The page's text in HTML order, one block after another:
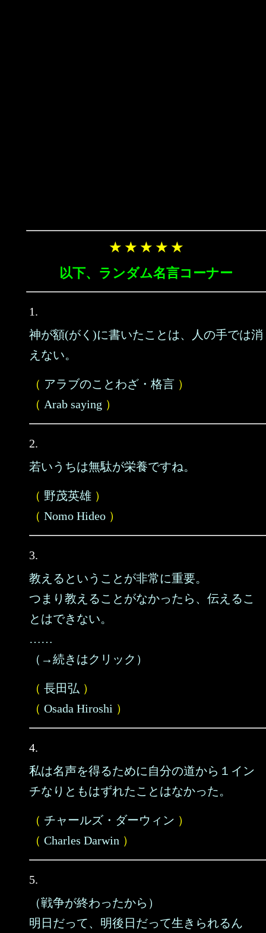
★ ★ ★ ★ ★
以下、ランダム名言コーナー
1.
神が額(がく)に書いたことは、人の手では消
えない。
（ アラブのことわざ・格言 ）
（ Arab saying ）
2.
若いうちは無駄が栄養ですね。
（ 野茂英雄 ）
（ Nomo Hideo ）
3.
教えるということが非常に重要。
つまり教えることがなかったら、伝えるこ
とはできない。
……
（→続きはクリック）
（ 長田弘 ）
（ Osada Hiroshi ）
4.
私は名声を得るために自分の道から１イン
チなりともはずれたことはなかった。
（ チャールズ・ダーウィン ）
（ Charles Darwin ）
5.
（戦争が終わったから）
明日だって、明後日だって生きられるん